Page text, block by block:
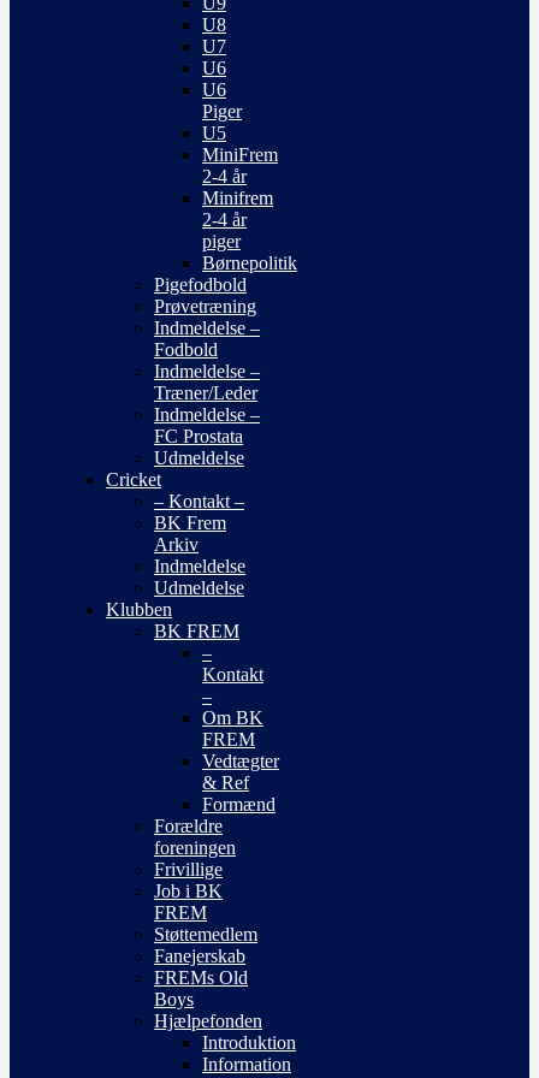
U8
U7
U6
U6
Piger
U5
MiniFrem
2-4 år
Minifrem
2-4 år
piger
Børnepolitik
Pigefodbold
Prøvetræning
Indmeldelse –
Fodbold
Indmeldelse –
Træner/Leder
Indmeldelse –
FC Prostata
Udmeldelse
Cricket
– Kontakt –
BK Frem
Arkiv
Indmeldelse
Udmeldelse
Klubben
BK FREM
–
Kontakt
–
Om BK
FREM
Vedtægter
& Ref
Formænd
Forældre
foreningen
Frivillige
Job i BK
FREM
Støttemedlem
Fanejerskab
FREMs Old
Boys
Hjælpefonden
Introduktion
Information